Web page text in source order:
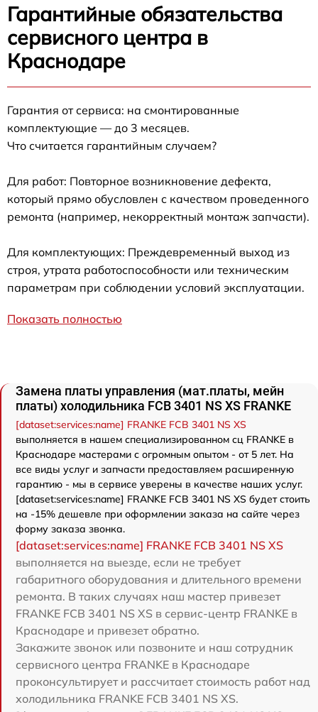
Гарантийные обязательства
сервисного центра в
Краснодаре
Гарантия от сервиса: на смонтированные
комплектующие — до 3 месяцев.
Что считается гарантийным случаем?
Для работ: Повторное возникновение дефекта,
который прямо обусловлен с качеством проведенного
ремонта (например, некорректный монтаж запчасти).
Для комплектующих: Преждевременный выход из
строя, утрата работоспособности или техническим
параметрам при соблюдении условий эксплуатации.
Показать полностью
Замена платы управления (мат.платы, мейн
платы) холодильника FCB 3401 NS XS FRANKE
[dataset:services:name] FRANKE FCB 3401 NS XS
выполняется в нашем специализированном сц FRANKE в
Краснодаре мастерами с огромным опытом - от 5 лет. На
все виды услуг и запчасти предоставляем расширенную
гарантию - мы в сервисе уверены в качестве наших услуг.
[dataset:services:name] FRANKE FCB 3401 NS XS будет стоить
на -15% дешевле при оформлении заказа на сайте через
форму заказа звонка.
[dataset:services:name] FRANKE FCB 3401 NS XS
выполняется на выезде, если не требует
габаритного оборудования и длительного времени
ремонта. В таких случаях наш мастер привезет
FRANKE FCB 3401 NS XS в сервис-центр FRANKE в
Краснодаре и привезет обратно.
Закажите звонок или позвоните и наш сотрудник
сервисного центра FRANKE в Краснодаре
проконсультирует и рассчитает стоимость работ над
холодильника FRANKE FCB 3401 NS XS.